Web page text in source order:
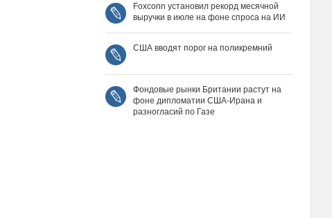
Foxconn установил рекорд месячной
выручки в июле на фоне спроса на ИИ
США вводят порог на поликремний
Фондовые рынки Британии растут на
фоне дипломатии США‑Ирана и
разногласий по Газе